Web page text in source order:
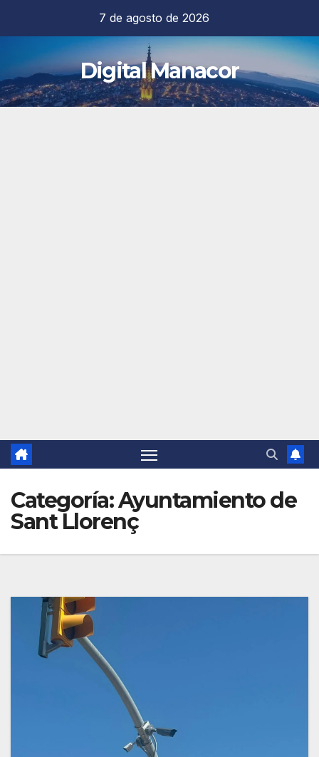
contenido
7 de agosto de 2026
Digital Manacor
Categoría:Ayuntamiento de
Sant Llorenç